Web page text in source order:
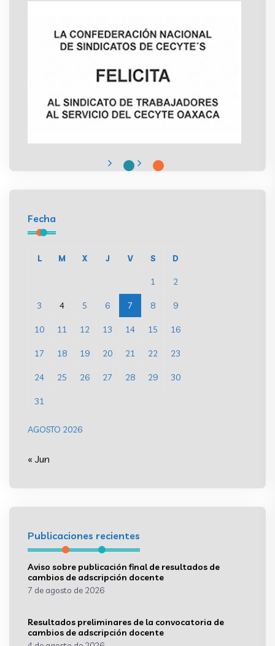
Fecha
AGOSTO 2026
L M X J V S D
1 2
3 4 5 6 7 8 9
10 11 12 13 14 15 16
17 18 19 20 21 22 23
24 25 26 27 28 29 30
31
« Jun
Publicaciones recientes
Aviso sobre publicación final de resultados de
cambios de adscripción docente
7 de agosto de 2026
Resultados preliminares de la convocatoria de
cambios de adscripción docente